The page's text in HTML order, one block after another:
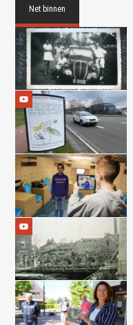
Net binnen